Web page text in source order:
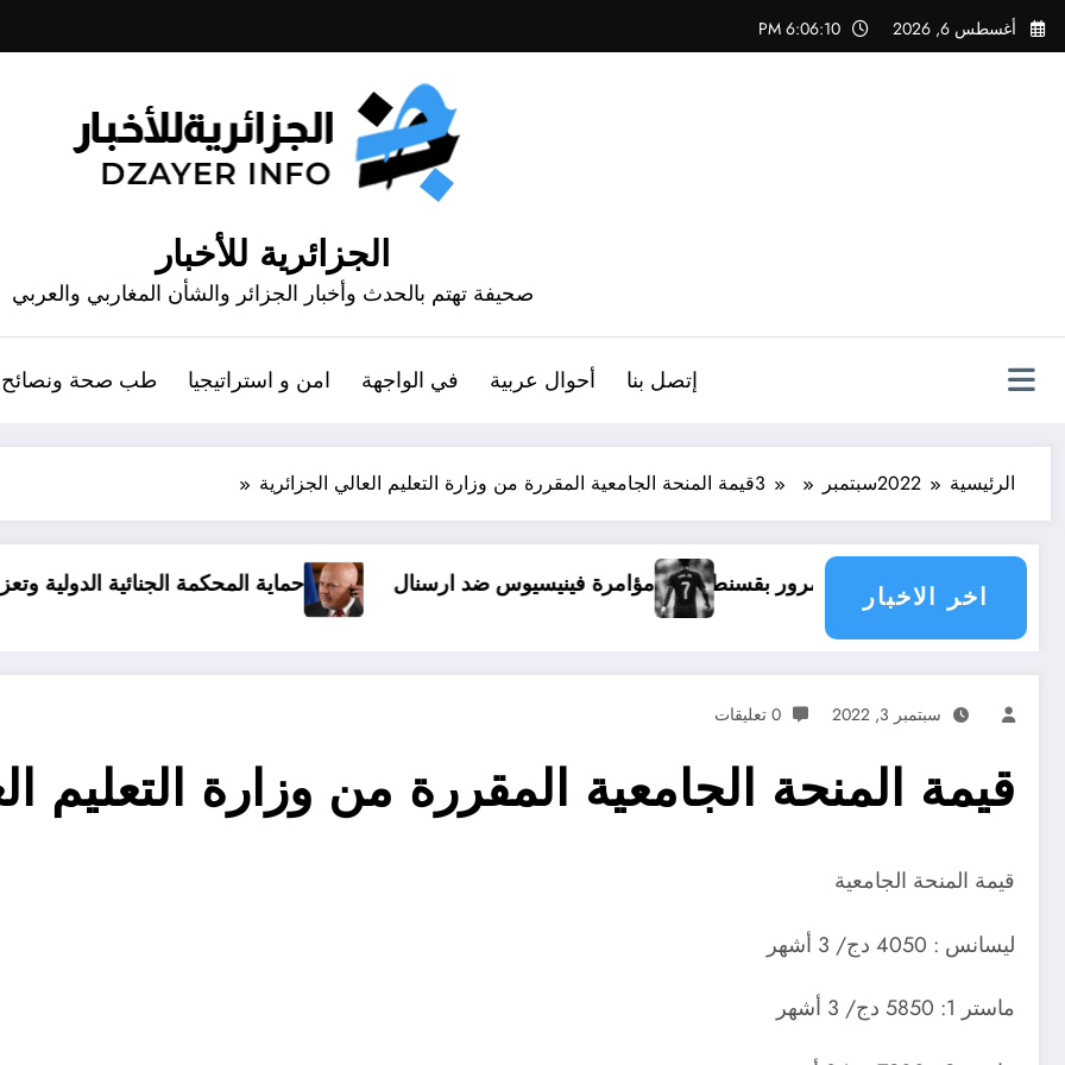
التجاوز
إلى
أغسطس 6, 2026 6:06:11 PM
الجزائرية للأخبار
صحيفة تهتم بالحدث وأخبار الجزائر والشأن المغاربي والعربي
إتصل بنا أحوال عربية في الواجهة امن و استراتيجيا طب صحة ونصائح
الرئيسية 2022سبتمبر 3قيمة المنحة الجامعية المقررة من وزارة التعليم العالي الجزائرية
اخر الاخبار مؤامرة فينيسيوس ضد ارسنال حماية المحكمة الجنائية الدولية وتعزيز
سبتمبر 3, 2022 0 تعليقات
قيمة المنحة الجامعية المقررة من وزارة التعليم
قيمة المنحة الجامعية
ليسانس : 4050 دج/ 3 أشهر
ماستر 1: 5850 دج/ 3 أشهر